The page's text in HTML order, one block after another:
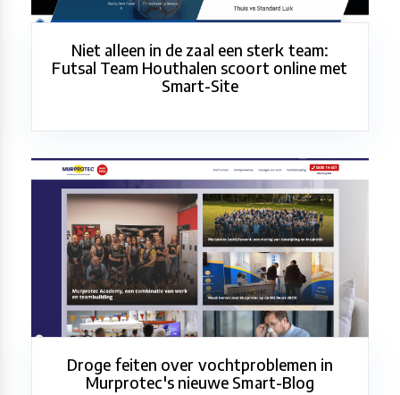
Niet alleen in de zaal een sterk team:
Futsal Team Houthalen scoort online met
Smart-Site
Droge feiten over vochtproblemen in
Murprotec's nieuwe Smart-Blog